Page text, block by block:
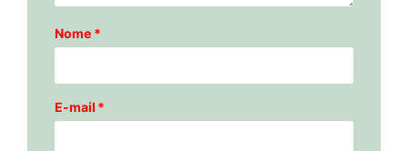
Nome *
E-mail *